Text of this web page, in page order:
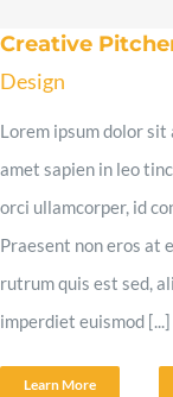
Creative
Design
Lorem ipsum dolor
amet sapien in leo
orci ullamcorper, id
Praesent non eros at
rutrum quis est sed,
imperdiet euismod [...]
Learn More